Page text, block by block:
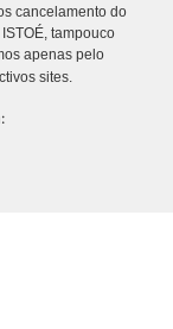
cancelamento do
tampouco
apenas pelo
sites.